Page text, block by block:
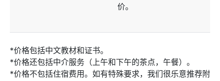
价。
*价格包括中文教材和证书。
*价格还包括中介服务（上午和下午的茶点，午餐）。
*价格不包括住宿费用。如有特殊要求，我们很乐意推荐附